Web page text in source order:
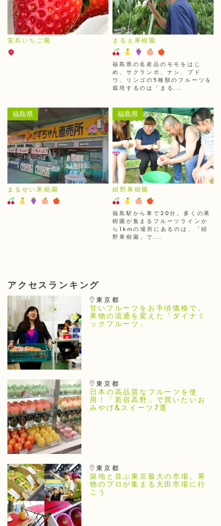
安兵いちご園 まるえ果樹園
福島県の名産品のモモをはじ
め、サクランボ、ナシ、ブド
ウ、リンゴの5種類のフルーツを
栽培するのは「まる...
福島県
まるせい果樹園
福島県
紺野果樹園
福島駅から車で20分。多くの果
樹園が集まるフルーツラインか
ら1kmの場所にあるのは、「紺
野果樹園」で...
アクセスランキング
東京都
甘いフルーツをお手頃価格で。
果物の流通を変えた「ダイナミ
ックフルーツ」
東京都
日本の高品質なフルーツを使
用！「新宿高野」で買いたいお
みやげ&スイーツ7選
東京都
築地と並ぶ東京最大の市場。果
物のプロが集まる大田市場に行
こう